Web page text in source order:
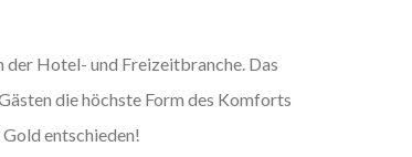
Hotel- und Freizeitbranche. Das
die höchste Form des Komforts
entschieden!